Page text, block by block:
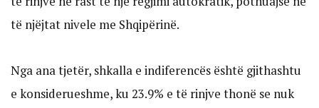
të njëjtat nivele me Shqipërinë.
Nga ana tjetër, shkalla e indiferencës është gjithashtu
e konsiderueshme, ku 23.9% e të rinjve thonë se nuk